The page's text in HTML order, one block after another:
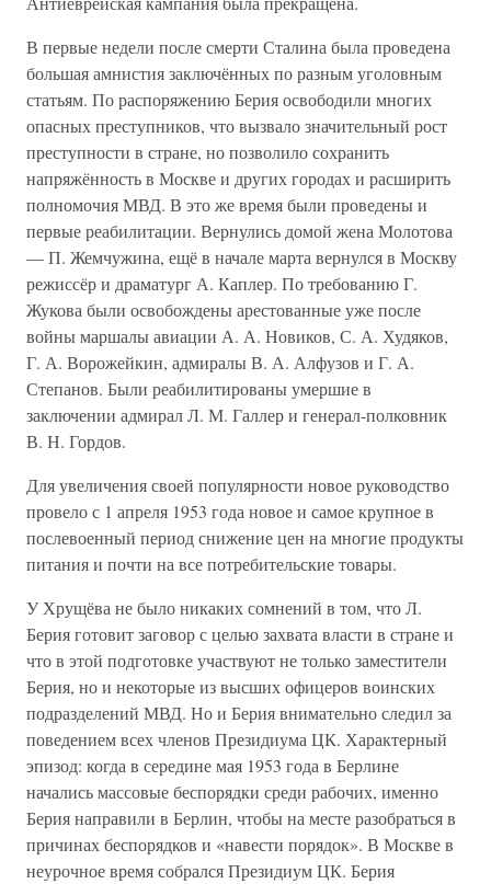
В первые недели после смерти Сталина была проведена
большая амнистия заключённых по разным уголовным
статьям. По распоряжению Берия освободили многих
опасных преступников, что вызвало значительный рост
преступности в стране, но позволило сохранить
напряжённость в Москве и других городах и расширить
полномочия МВД. В это же время были проведены и
первые реабилитации. Вернулись домой жена Молотова
— П. Жемчужина, ещё в начале марта вернулся в Москву
режиссёр и драматург А. Каплер. По требованию Г.
Жукова были освобождены арестованные уже после
войны маршалы авиации А. А. Новиков, С. А. Худяков,
Г. А. Ворожейкин, адмиралы В. А. Алфузов и Г. А.
Степанов. Были реабилитированы умершие в
заключении адмирал Л. М. Галлер и генерал-полковник
В. Н. Гордов.
Для увеличения своей популярности новое руководство
провело с 1 апреля 1953 года новое и самое крупное в
послевоенный период снижение цен на многие продукты
питания и почти на все потребительские товары.
У Хрущёва не было никаких сомнений в том, что Л.
Берия готовит заговор с целью захвата власти в стране и
что в этой подготовке участвуют не только заместители
Берия, но и некоторые из высших офицеров воинских
подразделений МВД. Но и Берия внимательно следил за
поведением всех членов Президиума ЦК. Характерный
эпизод: когда в середине мая 1953 года в Берлине
начались массовые беспорядки среди рабочих, именно
Берия направили в Берлин, чтобы на месте разобраться в
причинах беспорядков и «навести порядок». В Москве в
неурочное время собрался Президиум ЦК. Берия